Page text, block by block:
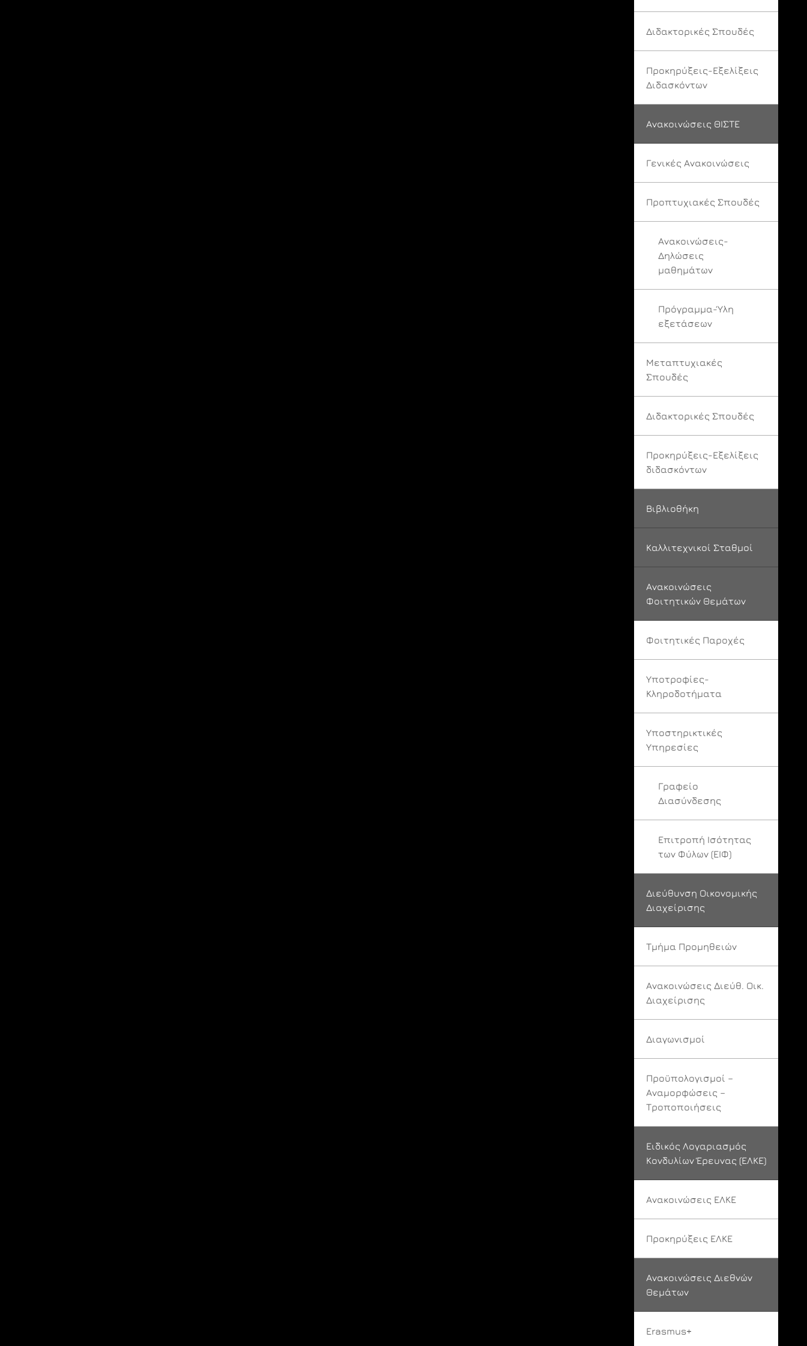
Διδακτορικές Σπουδές
Προκηρύξεις-Εξελίξεις
Διδασκόντων
Ανακοινώσεις ΘΙΣΤΕ
Γενικές Ανακοινώσεις
Προπτυχιακές Σπουδές
Ανακοινώσεις-
Δηλώσεις
μαθημάτων
Πρόγραμμα-Ύλη
εξετάσεων
Μεταπτυχιακές
Σπουδές
Διδακτορικές Σπουδές
Προκηρύξεις-Εξελίξεις
διδασκόντων
Βιβλιοθήκη
Καλλιτεχνικοί Σταθμοί
Ανακοινώσεις
Φοιτητικών Θεμάτων
Φοιτητικές Παροχές
Υποτροφίες-
Κληροδοτήματα
Υποστηρικτικές
Υπηρεσίες
Γραφείο
Διασύνδεσης
Επιτροπή Ισότητας
των Φύλων (ΕΙΦ)
Διεύθυνση Οικονομικής
Διαχείρισης
Τμήμα Προμηθειών
Ανακοινώσεις Διεύθ. Οικ.
Διαχείρισης
Διαγωνισμοί
Προϋπολογισμοί –
Αναμορφώσεις –
Τροποποιήσεις
Ειδικός Λογαριασμός
Κονδυλίων Έρευνας (ΕΛΚΕ)
Ανακοινώσεις ΕΛΚΕ
Προκηρύξεις ΕΛΚΕ
Ανακοινώσεις Διεθνών
Θεμάτων
Erasmus+